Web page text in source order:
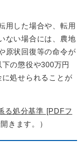
用した場合や、転用
ない場合には、農地
原状回復等の命令が
の懲役や300万円
処せられることが
る処分基準 [PDFフ
きます。）